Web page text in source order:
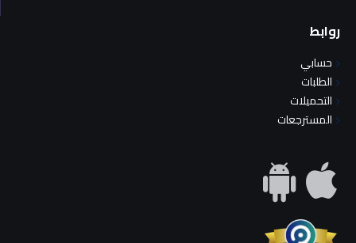
روابط
حسابي
الطلبات
التحميلات
المسترجعات